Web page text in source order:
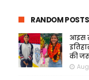
RANDOM POSTS
आइस
की